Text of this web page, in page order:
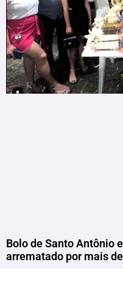
Bolo de Santo Antônio
arrematado por mais